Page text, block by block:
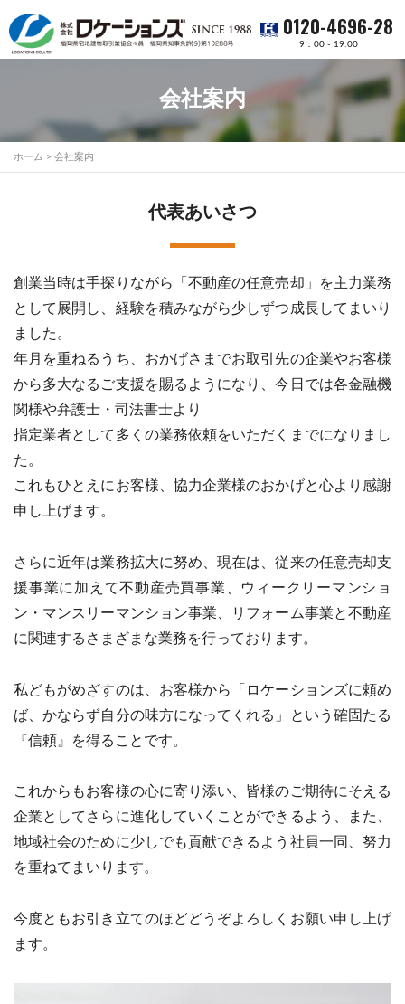
0120-4696-28
9：00 - 19:00
会社案内
ホーム > 会社案内
代表あいさつ
創業当時は手探りながら「不動産の任意売却」を主力業務
として展開し、経験を積みながら少しずつ成長してまいり
ました。
年月を重ねるうち、おかげさまでお取引先の企業やお客様
から多大なるご支援を賜るようになり、今日では各金融機
関様や弁護士・司法書士より
指定業者として多くの業務依頼をいただくまでになりまし
た。
これもひとえにお客様、協力企業様のおかげと心より感謝
申し上げます。
さらに近年は業務拡大に努め、現在は、従来の任意売却支
援事業に加えて不動産売買事業、ウィークリーマンショ
ン・マンスリーマンション事業、リフォーム事業と不動産
に関連するさまざまな業務を行っております。
私どもがめざすのは、お客様から「ロケーションズに頼め
ば、かならず自分の味方になってくれる」という確固たる
『信頼』を得ることです。
これからもお客様の心に寄り添い、皆様のご期待にそえる
企業としてさらに進化していくことができるよう、また、
地域社会のために少しでも貢献できるよう社員一同、努力
を重ねてまいります。
今度ともお引き立てのほどどうぞよろしくお願い申し上げ
ます。